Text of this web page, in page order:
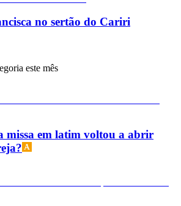
no sertão do Cariri
este mês
missa em latim voltou a abrir